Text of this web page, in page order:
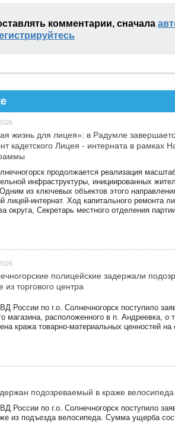
комментарии, сначала
жизнь для лицея»: в Радумле
кадетского Лицея - интерната в рамках
продолжается реализация
инфраструктуры, инициированных
из ключевых объектов этого
лицей-интернат. Ход капитального ремонта
округа, Секретарь местного отделения
полицейские задержали
из торгового центра
России по г.о. Солнечногорск поступило
магазина, расположенного в п. Андреевка, о
кража товарно-материальных ценностей
подозреваемый в краже велосипеда
России по г.о. Солнечногорск поступило
из подъезда велосипеда. Сумма ущерба